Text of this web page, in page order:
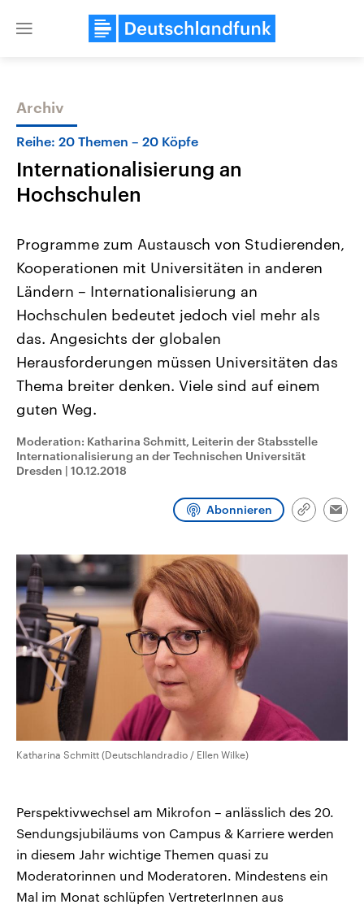
Close
Themen
Landtagswahl Sachsen-Anhalt
2026
Alle Informationen
Sachsen-Anhalt wählt am 6.
September 2026 einen neuen
Landtag. Seit 2021 wird das
Bundesland von einer Koalition aus
CDU, SPD und FDP regiert.-
Umfragen, Prognosen,
und Hintergründe zu den Parteien
Wahl.
Aktuelle Beiträge,
Hintergründe
Wirtschaftlich und
gehören die Vereinigten
den mächtigsten Ländern
mit großem Einfluss auf
Sendungen
Audio-Archiv
Archiv
Reihe: 20 Themen – 20 Köpfe
Internationalisierung an
Hochschulen
Programme zum Austausch von Studierenden,
Kooperationen mit Universitäten in anderen
Ländern – Internationalisierung an
Hochschulen bedeutet jedoch viel mehr als
das. Angesichts der globalen
Herausforderungen müssen Universitäten das
Thema breiter denken. Viele sind auf einem
guten Weg.
Moderation: Katharina Schmitt, Leiterin der Stabsstelle
Internationalisierung an der Technischen Universität
Dresden | 10.12.2018
Abonnieren
Link
Katharina Schmitt (Deutschlandradio / Ellen Wilke)
Perspektivwechsel am Mikrofon – anlässlich des 20.
Sendungsjubiläums von Campus & Karriere werden
in diesem Jahr wichtige Themen quasi zu
Moderatorinnen und Moderatoren. Mindestens ein
Mal im Monat schlüpfen VertreterInnen aus